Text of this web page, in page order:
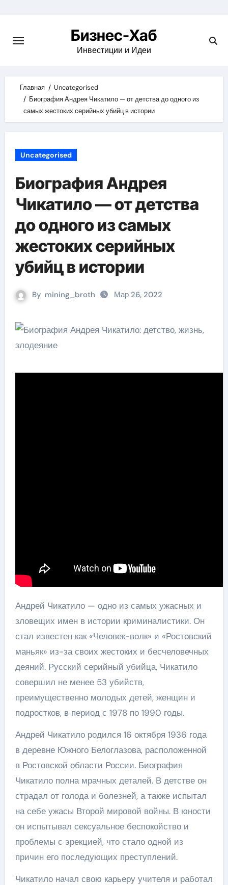
content
Бизнес-Хаб
Инвестиции и Идеи
Главная
Uncategorised
Биография Андрея Чикатило — от детства до одного из
самых жестоких серийных убийц в истории
Uncategorised
Биография Андрея
Чикатило — от детства
до одного из самых
жестоких серийных
убийц в истории
By mining_broth Мар 26, 2022
Андрей Чикатило — одно из самых ужасных и
зловещих имен в истории криминалистики. Он
стал известен как «Человек-волк» и «Ростовский
маньяк» из-за своих жестоких и бесчеловечных
деяний. Русский серийный убийца, Чикатило
совершил не менее 53 убийств,
преимущественно молодых детей, женщин и
подростков, в период с 1978 по 1990 годы.
Андрей Чикатило родился 16 октября 1936 года
в деревне Южного Белоглазова, расположенной
в Ростовской области России. Биография
Чикатило полна мрачных деталей. В детстве он
страдал от голода и болезней, а также испытал
на себе ужасы Второй мировой войны. В юности
он испытывал сексуальное беспокойство и
проблемы с эрекцией, что стало одной из
причин его последующих преступлений.
Чикатило начал свою карьеру учителя и работал